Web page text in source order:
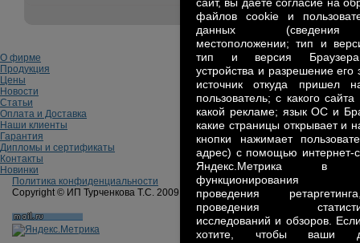
файлов cookie и
данных
местоположении; тип и
тип и версия
устройства и разрешение его
источник откуда пришел
пользователь; с какого
какой рекламе; язык ОС и
какие страницы открывает и
кнопки нажимает
адрес) с помощью интернет-
Яндекс.Метрика в
функционирования
проведения
проведения
исследований и обзоров.
хотите, чтобы ваши
О фирме
Продукция
Цены
Новости
Статьи
Оплата и Доставка
Наши клиенты
Гарантия
Дипломы и сертификаты
Контакты
Новинки
Политика конфиденциальности
Copyright © ИП Турченкова Т.С. 2009 - 2025